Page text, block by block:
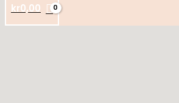
kr0,00